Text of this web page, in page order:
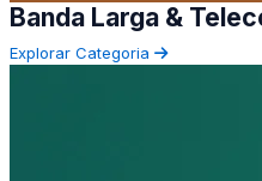
Banda Larga &
Explorar Categoria